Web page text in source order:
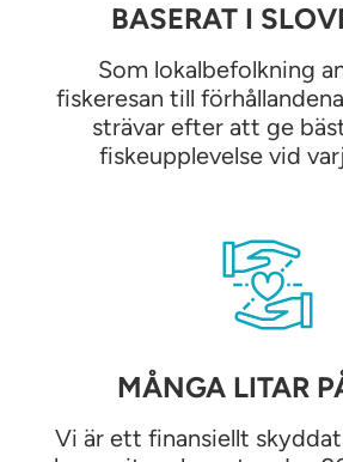
BASERAT I
Som lokalbefolkning
fiskeresan till
strävar efter att ge
fiskeupplevelse vid
MÅNGA LITAR
Vi är ett finansiellt